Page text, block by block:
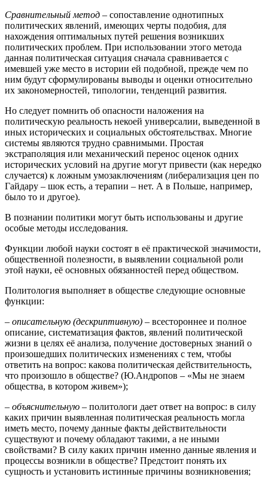
Сравнительный метод – сопоставление однотипных
политических явлений, имеющих черты подобия, для
нахождения оптимальных путей решения возникших
политических проблем. При использовании этого метода
данная политическая ситуация сначала сравнивается с
имевшей уже место в истории ей подобной, прежде чем по
ним будут сформулированы выводы и оценки относительно
их закономерностей, типологии, тенденций развития.
Но следует помнить об опасности наложения на
политическую реальность некоей универсалии, выведенной в
иных исторических и социальных обстоятельствах. Многие
системы являются трудно сравнимыми. Простая
экстраполяция или механический перенос оценок одних
исторических условий на другие могут привести (как нередко
случается) к ложным умозаключениям (либерализация цен по
Гайдару – шок есть, а терапии – нет. А в Польше, например,
было то и другое).
В познании политики могут быть использованы и другие
особые методы исследования.
Функции любой науки состоят в её практической значимости,
общественной полезности, в выявлении социальной роли
этой науки, её основных обязанностей перед обществом.
Политология выполняет в обществе следующие основные
функции:
– описательную (дескриптивную) – всестороннее и полное
описание, систематизация фактов, явлений политической
жизни в целях её анализа, получение достоверных знаний о
произошедших политических изменениях с тем, чтобы
ответить на вопрос: какова политическая действительность,
что произошло в обществе? (Ю.Андропов – «Мы не знаем
общества, в котором живем»);
– объяснительную – политологи дает ответ на вопрос: в силу
каких причин выявленная политическая реальность могла
иметь место, почему данные факты действительности
существуют и почему обладают такими, а не иными
свойствами? В силу каких причин именно данные явления и
процессы возникли в обществе? Предстоит понять их
сущность и установить истинные причины возникновения;